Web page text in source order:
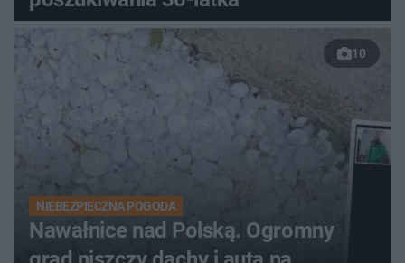
10
NIEBEZPIECZNA POGODA
Nawałnice nad Polską. Ogromny